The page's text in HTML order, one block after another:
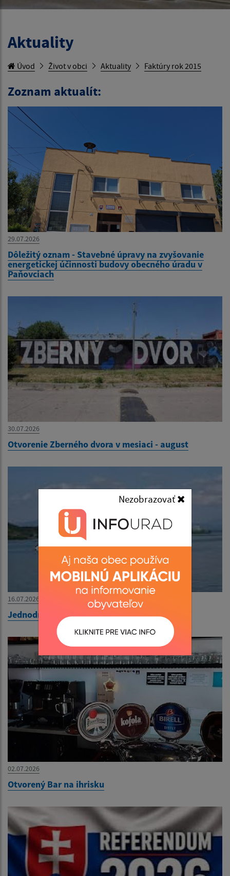
Nezobrazovať
Aktuality
Úvod Život v obci Aktuality Faktúry rok 2015
Zoznam aktualít:
29.07.2026
Dôležitý oznam - Stavebné úpravy na zvyšovanie
energetickej účinnosti budovy obecného úradu v
Paňovciach
30.07.2026
Otvorenie Zberného dvora v mesiaci - august
16.07.2026
Jednodňový výlet na Zemplínsku Šíravu
02.07.2026
Otvorený Bar na ihrisku